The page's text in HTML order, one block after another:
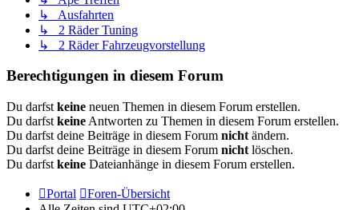
↳ Ausfahrten
↳ 2 Räder Tuning
↳ 2 Räder Fahrzeugvorstellung
Berechtigungen in diesem Forum
Du darfst keine neuen Themen in diesem Forum erstellen.
Du darfst keine Antworten zu Themen in diesem Forum erstellen.
Du darfst deine Beiträge in diesem Forum nicht ändern.
Du darfst deine Beiträge in diesem Forum nicht löschen.
Du darfst keine Dateianhänge in diesem Forum erstellen.
Portal
Foren-Übersicht